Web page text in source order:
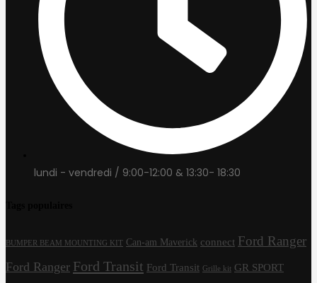
lundi - vendredi / 9:00-12:00 & 13:30- 18:30
BUMPER BEAM MOUNTING KIT Can-am Maverick connect Ford Ranger
Ford Ranger Ford Transit Ford Transit Grille kit GR SPORT